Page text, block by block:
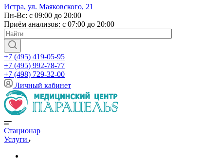
Истра, ул. Маяковского, 21
Пн-Вс: с 09:00 до 20:00
Приём анализов: с 07:00 до 20:00
+7 (495) 419-05-95
+7 (495) 992-78-77
+7 (498) 729-32-00
Личный кабинет
Стационар
Услуги